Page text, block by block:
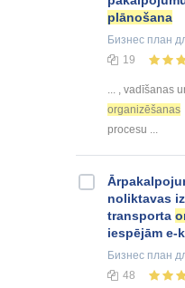
plānošana
Бизнес план
19
... , vadīšanas
organizēšanas
procesu ...
noliktavas
transporta
iespējām e-
Бизнес план
48